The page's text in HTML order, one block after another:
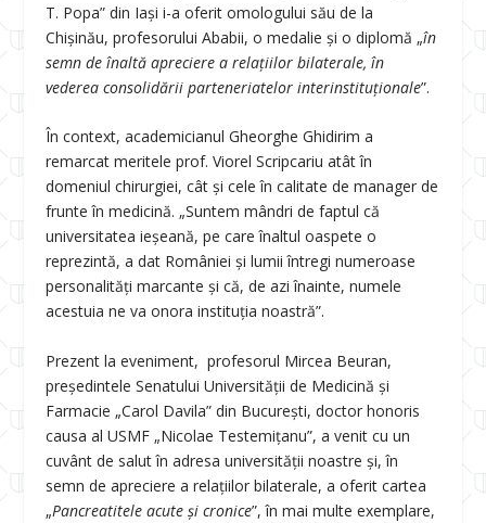
T. Popa” din Iași i-a oferit omologului său de la
Chișinău, profesorului Ababii, o medalie și o diplomă „în
semn de înaltă apreciere a relațiilor bilaterale, în
vederea consolidării parteneriatelor interinstituționale”.
În context, academicianul Gheorghe Ghidirim a
remarcat meritele prof. Viorel Scripcariu atât în
domeniul chirurgiei, cât şi cele în calitate de manager de
frunte în medicină. „Suntem mândri de faptul că
universitatea ieşeană, pe care înaltul oaspete o
reprezintă, a dat României şi lumii întregi numeroase
personalităţi marcante şi că, de azi înainte, numele
acestuia ne va onora instituţia noastră”.
Prezent la eveniment, profesorul Mircea Beuran,
președintele Senatului Universității de Medicină și
Farmacie „Carol Davila” din București, doctor honoris
causa al USMF „Nicolae Testemițanu”, a venit cu un
cuvânt de salut în adresa universităţii noastre şi, în
semn de apreciere a relațiilor bilaterale, a oferit cartea
„Pancreatitele acute și cronice”, în mai multe exemplare,